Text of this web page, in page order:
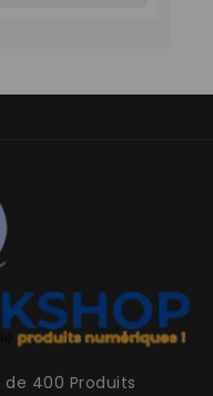
400 Produits